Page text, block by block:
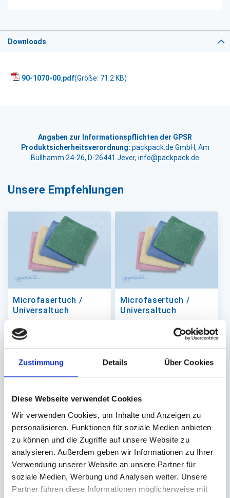
Zustimmung Details Über Cookies
Diese Webseite verwendet Cookies
Wir verwenden Cookies, um Inhalte und Anzeigen zu
personalisieren, Funktionen für soziale Medien anbieten
zu können und die Zugriffe auf unsere Website zu
analysieren. Außerdem geben wir Informationen zu Ihrer
Verwendung unserer Website an unsere Partner für
soziale Medien, Werbung und Analysen weiter. Unsere
Partner führen diese Informationen möglicherweise mit
Downloads
90-1070-00.pdf(Größe: 71.2 KB)
Angaben zur Informationspflichten der GPSR
Produktsicherheitsverordnung: packpack.de GmbH, Am
Bullhamm 24-26, D-26441 Jever, info@packpack.de
Unsere Empfehlungen
Microfasertuch /
Universaltuch
40x40cm, grün
Auf Lager. Sofort
12,00 €
Microfasertuch /
Universaltuch
Auf Lager. Sofort
12,00 €